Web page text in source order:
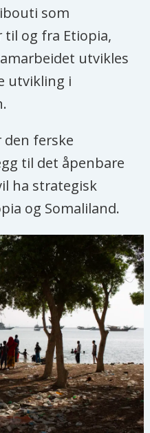
som
og fra Etiopia,
utvikles
utvikling i
den ferske
til det åpenbare
ha strategisk
og Somaliland.